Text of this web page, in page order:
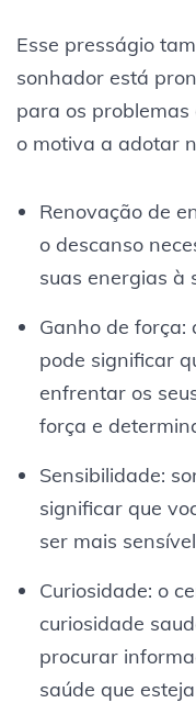
Esse presságio
sonhador está
para os problemas
o motiva a adotar
Renovação de
o descanso
suas energias à
Ganho de força:
pode significar
enfrentar os
força e
Sensibilidade:
significar que
ser mais
Curiosidade: o
curiosidade
procurar
saúde que